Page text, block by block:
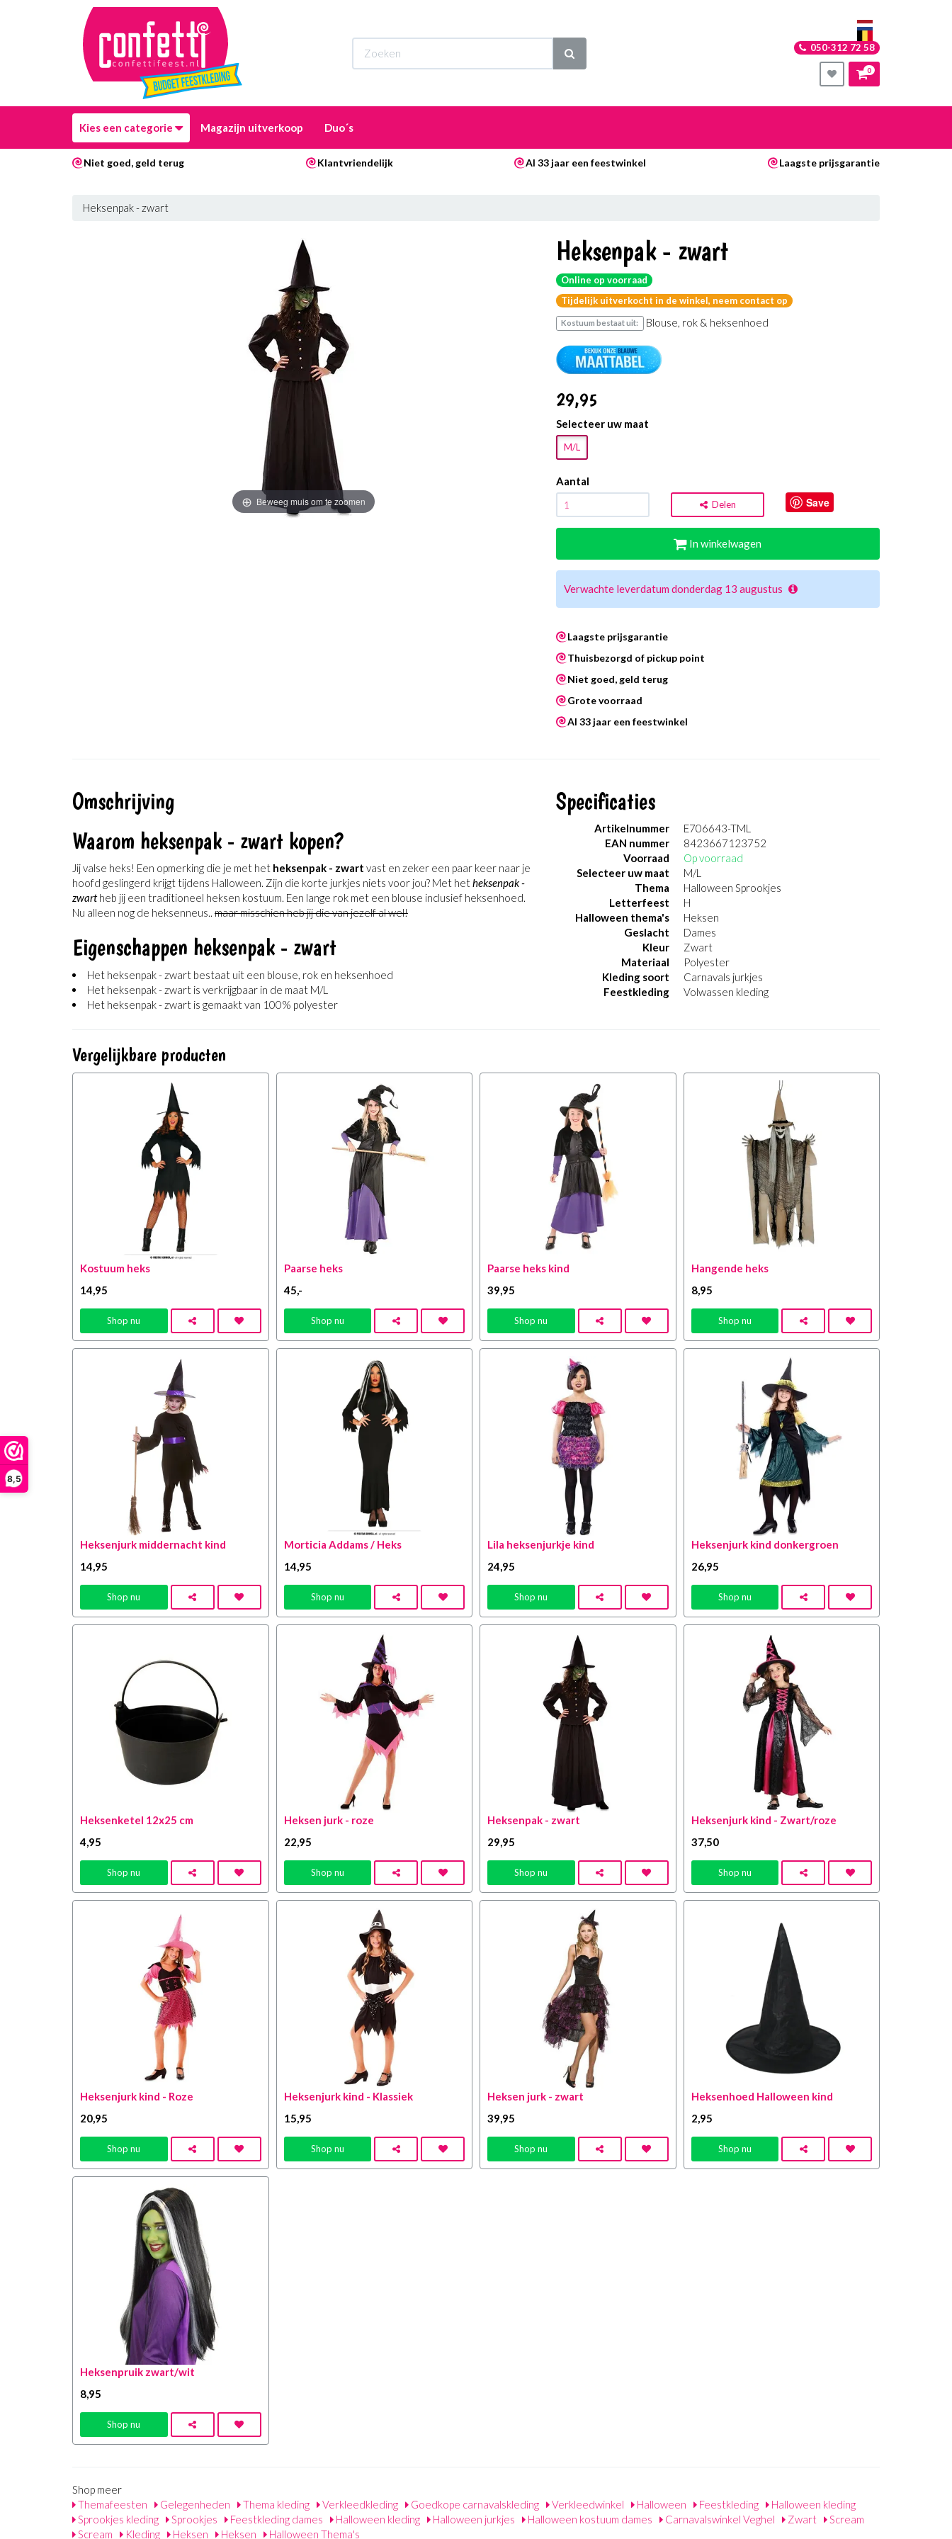
8,5
050-312 72 58
0
Kies een categorie Magazijn uitverkoop Duo´s
Niet goed, geld terug Klantvriendelijk Al 33 jaar een feestwinkel Laagste prijsgarantie
Heksenpak - zwart
Beweeg muis om te zoomen
Heksenpak - zwart
Online op voorraad
Tijdelijk uitverkocht in de winkel, neem contact op
Kostuum bestaat uit: Blouse, rok & heksenhoed
29,95
Selecteer uw maat
M/L
Aantal
Delen Save
In winkelwagen
Verwachte leverdatum donderdag 13 augustus
Laagste prijsgarantie
Thuisbezorgd of pickup point
Niet goed, geld terug
Grote voorraad
Al 33 jaar een feestwinkel
Omschrijving
Waarom heksenpak - zwart kopen?
Jij valse heks! Een opmerking die je met het heksenpak - zwart vast en zeker een paar keer naar je
hoofd geslingerd krijgt tijdens Halloween. Zijn die korte jurkjes niets voor jou? Met hetheksenpak -
zwartheb jij een traditioneel heksen kostuum. Een lange rok met een blouse inclusief heksenhoed.
Nu alleen nog de heksenneus.. maar misschien heb jij die van jezelf al wel!
Eigenschappen heksenpak - zwart
Het heksenpak - zwart bestaat uit een blouse, rok en heksenhoed
Het heksenpak - zwart is verkrijgbaar in de maat M/L
Het heksenpak - zwart is gemaakt van 100% polyester
Specificaties
Artikelnummer
E706643-TML
EAN nummer
8423667123752
Voorraad
Op voorraad
Selecteer uw maat
M/L
Thema
Halloween Sprookjes
Letterfeest
H
Halloween thema's
Heksen
Geslacht
Dames
Kleur
Zwart
Materiaal
Polyester
Kleding soort
Carnavals jurkjes
Feestkleding
Volwassen kleding
Vergelijkbare producten
Kostuum heks
14,95
Shop nu
Paarse heks
45,-
Shop nu
Paarse heks kind
39,95
Shop nu
Hangende heks
8,95
Shop nu
Heksenjurk middernacht kind
14 ,95
Shop nu
Morticia Addams / Heks
14 ,95
Shop nu
Lila heksenjurkje kind
24 ,95
Shop nu
Heksenjurk kind donkergroen
26,95
Shop nu
Heksenketel 12x25 cm
4,95
Shop nu
Heksen jurk - roze
22,95
Shop nu
Heksenpak - zwart
29,95
Shop nu
Heksenjurk kind - Zwart/roze
37,50
Shop nu
Heksenjurk kind - Roze
20 ,95
Shop nu
Heksenjurk kind - Klassiek
15 ,95
Shop nu
Heksen jurk - zwart
39 ,95
Shop nu
Heksenhoed Halloween kind
2 ,95
Shop nu
Heksenpruik zwart/wit
8,95
Shop nu
Shop meer
Themafeesten
Gelegenheden Thema kleding Verkleedkleding Goedkope carnavalskleding Verkleedwinkel Halloween Feestkleding
Halloween kleding
Sprookjes kleding
Sprookjes Feestkleding dames Halloween kleding Halloween jurkjes Halloween kostuum dames Carnavalswinkel Veghel Zwart
Scream
Scream
Kleding Heksen Heksen Halloween Thema's